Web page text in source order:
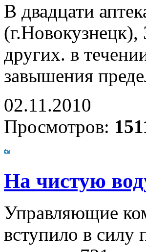
В двадцати
других. в
завышения
02.11.2010
Просмотров:
На чистую
Управляющие
вступило в силу